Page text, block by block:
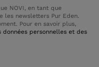
NOVI, en tant que
les newsletters Pur Eden.
Pour en savoir plus,
personnelles et des